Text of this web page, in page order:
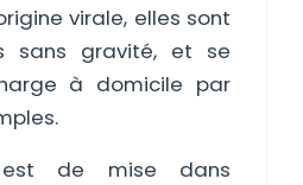
virale, elles sont
sans gravité, et se
à domicile par
de mise dans